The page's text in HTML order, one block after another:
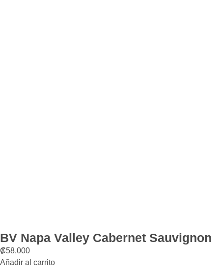
BV Napa Valley Cabernet Sauvignon
₡58,000
Añadir al carrito